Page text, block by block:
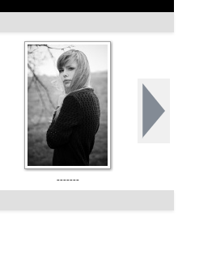
-------